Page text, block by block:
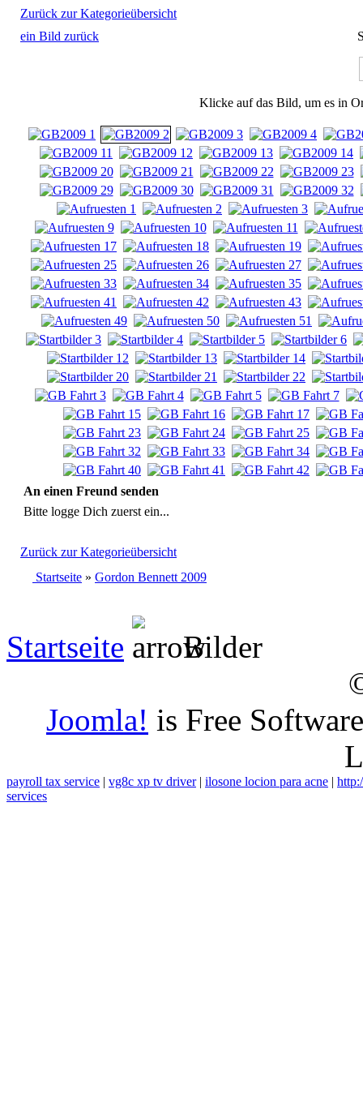
Zurück zur Kategorieübersicht
ein Bild zurück
Klicke auf das Bild, um es in
An einen Freund senden
Bitte logge Dich zuerst ein...
Zurück zur Kategorieübersicht
Startseite » Gordon Bennett 2009
Startseite
Bilder
Joomla! is Free
payroll tax service | vg8c xp tv driver| ilosone locion para acne |
services